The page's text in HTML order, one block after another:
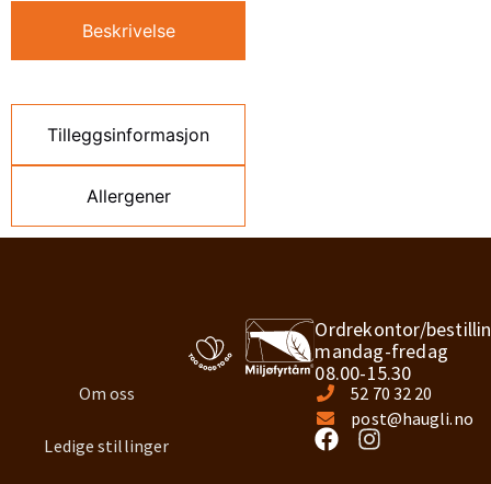
Beskrivelse
Tilleggsinformasjon
Allergener
Om oss
Ledige stillinger
Ordrekontor/
mandag-fredag
08.00-15.30
52 70 32 20
post@haugli.no